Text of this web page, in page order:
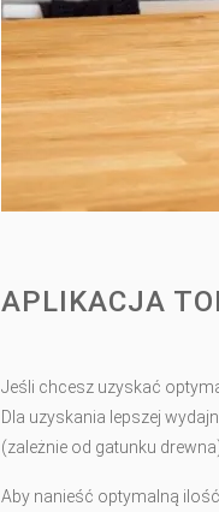
APLIKACJA
Jeśli chcesz uzyskać
Dla uzyskania lepszej
(zależnie od gatunku
Aby nanieść optymalną